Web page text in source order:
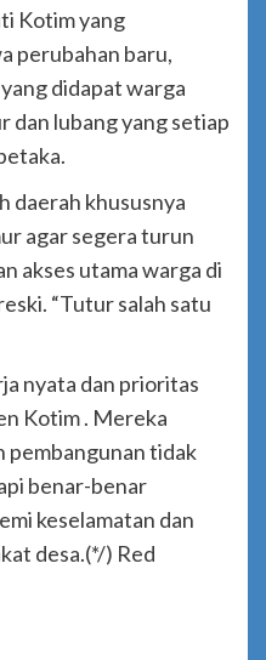
Kotim yang
perubahan baru,
didapat warga
dan lubang yang setiap
daerah khususnya
agar segera turun
akses utama warga di
“Tutur salah satu
nyata dan prioritas
Kotim . Mereka
pembangunan tidak
benar-benar
keselamatan dan
desa.(*/) Red